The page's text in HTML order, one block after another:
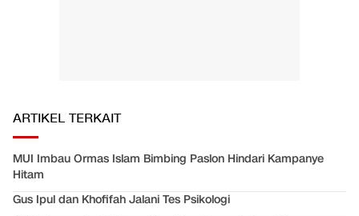
ARTIKEL TERKAIT
MUI Imbau Ormas Islam Bimbing Paslon Hindari Kampanye
Hitam
Gus Ipul dan Khofifah Jalani Tes Psikologi